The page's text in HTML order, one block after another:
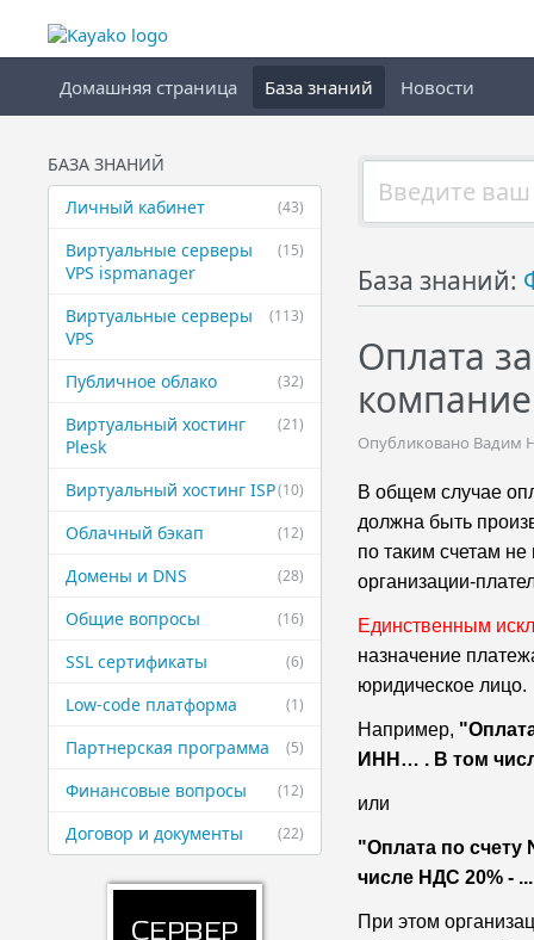
Домашняя страница База знаний Новости
БАЗА ЗНАНИЙ
(43)
Личный кабинет
(15)
Виртуальные ​серверы
VPS ispmanager
(113)
Виртуальные ​серверы
VPS
(32)
Публичное ​облако
(21)
Виртуальный ​хостинг
Plesk
(10)
Виртуальный ​хостинг ISP
(12)
Облачный бэкап
(28)
Домены и DNS
(16)
Общие вопросы
(6)
SSL сертификаты
(1)
Low-code платформа
(5)
Партнерская ​программа
(12)
Финансовые ​вопросы
(22)
Договор и ​документы
База знаний:
Оплата
Опубликовано Вадим
В общем случае
должна быть
по таким счетам
организации-
Единственным
назначение
юридическое лицо.
Например,
ИНН… . В том
или
"Оплата по
числе НДС 20% -
При этом